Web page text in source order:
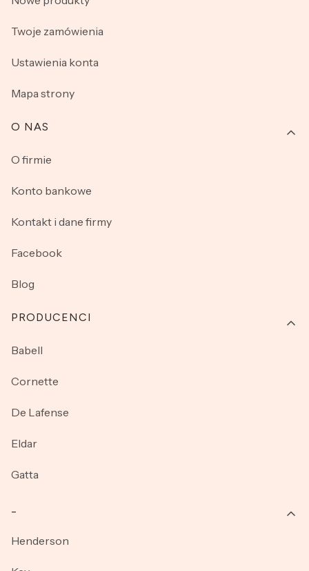
Twoje zamówienia
Ustawienia konta
Mapa strony
O NAS
O firmie
Konto bankowe
Kontakt i dane firmy
Facebook
Blog
PRODUCENCI
Babell
Cornette
De Lafense
Eldar
Gatta
Henderson